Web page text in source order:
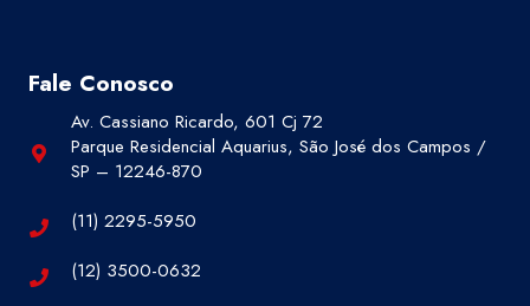
Fale Conosco
Av. Cassiano Ricardo, 601 Cj 72
Parque Residencial Aquarius, São José dos Campos /
SP – 12246-870
(11) 2295-5950
(12) 3500-0632